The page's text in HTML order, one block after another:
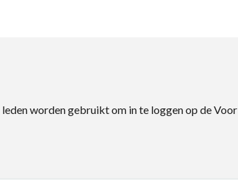
worden gebruikt om in te loggen op de Voor